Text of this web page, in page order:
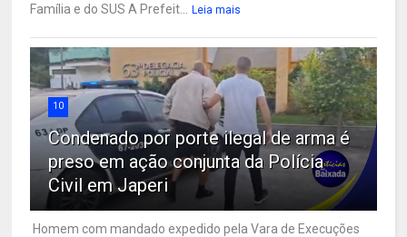
Família e do SUS A Prefeit...
Leia mais
10
Condenado por porte ilegal de arma é
preso em ação conjunta da Polícia
Civil em Japeri
Homem com mandado expedido pela Vara de Execuções